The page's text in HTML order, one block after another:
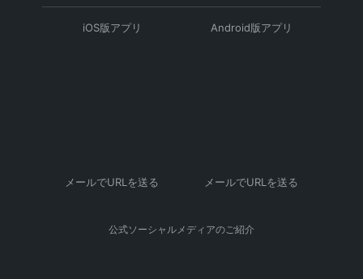
iOS版アプリ
メールでURLを送る
Android版アプリ
メールでURLを送る
公式ソーシャルメディアのご紹介